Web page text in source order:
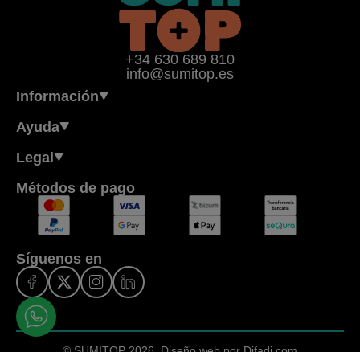
+34 630 689 810
info@sumitop.es
Información
Ayuda
Legal
Métodos de pago
Síguenos en